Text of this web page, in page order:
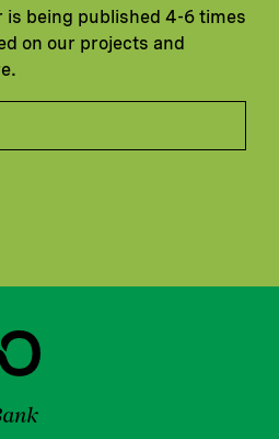
is being published 4-6 times
on our projects and